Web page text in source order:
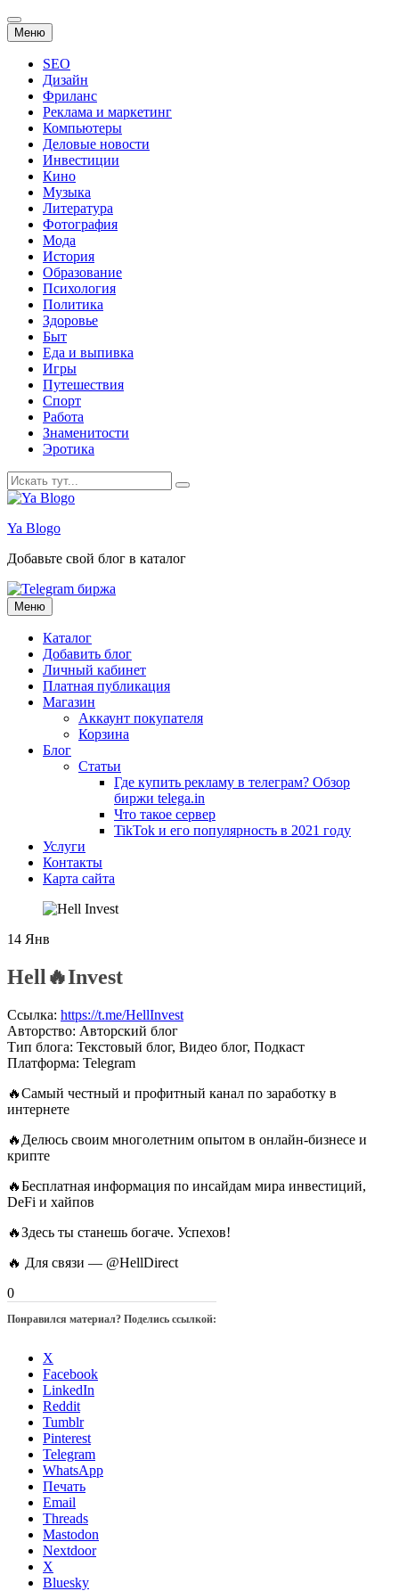
Меню Перейти
к
содержанию
SEO
Дизайн
Фриланс
Реклама и маркетинг
Компьютеры
Деловые новости
Инвестиции
Кино
Музыка
Литература
Фотография
Мода
История
Образование
Психология
Политика
Здоровье
Быт
Еда и выпивка
Игры
Путешествия
Спорт
Работа
Знаменитости
Эротика
Искать:
Ya Blogo
Добавьте свой блог в каталог
Меню Перейти
к
содержанию
Каталог
Добавить блог
Личный кабинет
Платная публикация
Магазин
Аккаунт покупателя
Корзина
Блог
Статьи
Где купить рекламу в телеграм? Обзор
биржи telega.in
Что такое сервер
TikTok и его популярность в 2021 году
Услуги
Контакты
Карта сайта
14 Янв
Hell🔥Invest
Ссылка: https://t.me/HellInvest
Авторство: Авторский блог
Тип блога: Текстовый блог, Видео блог, Подкаст
Платформа: Telegram
🔥Самый честный и профитный канал по заработку в
интернете
🔥Делюсь своим многолетним опытом в онлайн-бизнесе и
крипте
🔥Бесплатная информация по инсайдам мира инвестиций,
DeFi и хайпов
🔥Здесь ты станешь богаче. Успехов!
🔥 Для связи — @HellDirect
0
Понравился материал? Поделись ссылкой:
X
Facebook
LinkedIn
Reddit
Tumblr
Pinterest
Telegram
WhatsApp
Печать
Email
Threads
Mastodon
Nextdoor
X
Bluesky